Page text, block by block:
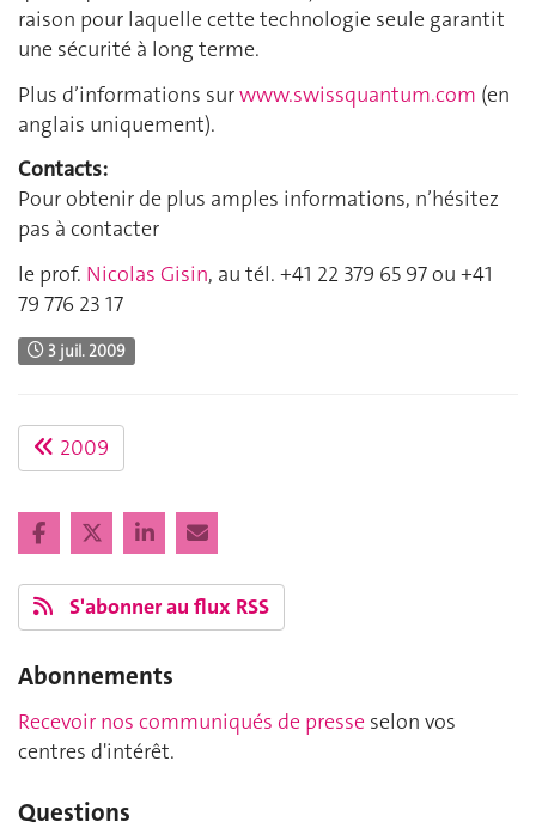
raison pour laquelle cette technologie seule garantit
une sécurité à long terme.
Plus d’informations surwww.swissquantum.com (en
anglais uniquement).
Contacts:
Pour obtenir de plus amples informations, n’hésitez
pas à contacter
le prof. Nicolas Gisin, au tél. +41 22 379 65 97 ou +41
79 776 23 17
3 juil. 2009
2009
S'abonner au flux RSS
Abonnements
Recevoir nos communiqués de presse selon vos
centres d'intérêt.
Questions